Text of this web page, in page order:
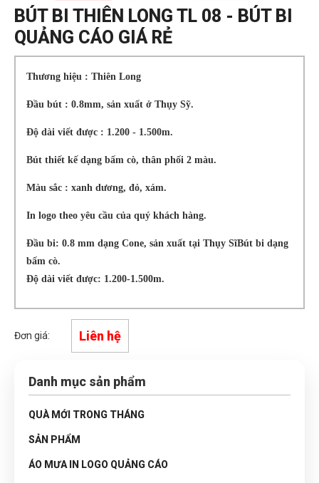
BÚT BI THIÊN LONG TL 08 - BÚT BI
QUẢNG CÁO GIÁ RẺ
Thương hiệu : Thiên Long
Đầu bút : 0.8mm, sản xuất ở Thụy Sỹ.
Độ dài viết được : 1.200 - 1.500m.
Bút thiết kế dạng bấm cò, thân phối 2 màu.
Màu sắc : xanh dương, đỏ, xám.
In logo theo yêu cầu của quý khách hàng.
Đầu bi: 0.8 mm dạng Cone, sản xuất tại Thụy SĩBút bi dạng
bấm cò.
Độ dài viết được: 1.200-1.500m.
Đơn giá: Liên hệ
Danh mục sản phẩm
QUÀ MỚI TRONG THÁNG
SẢN PHẨM
ÁO MƯA IN LOGO QUẢNG CÁO